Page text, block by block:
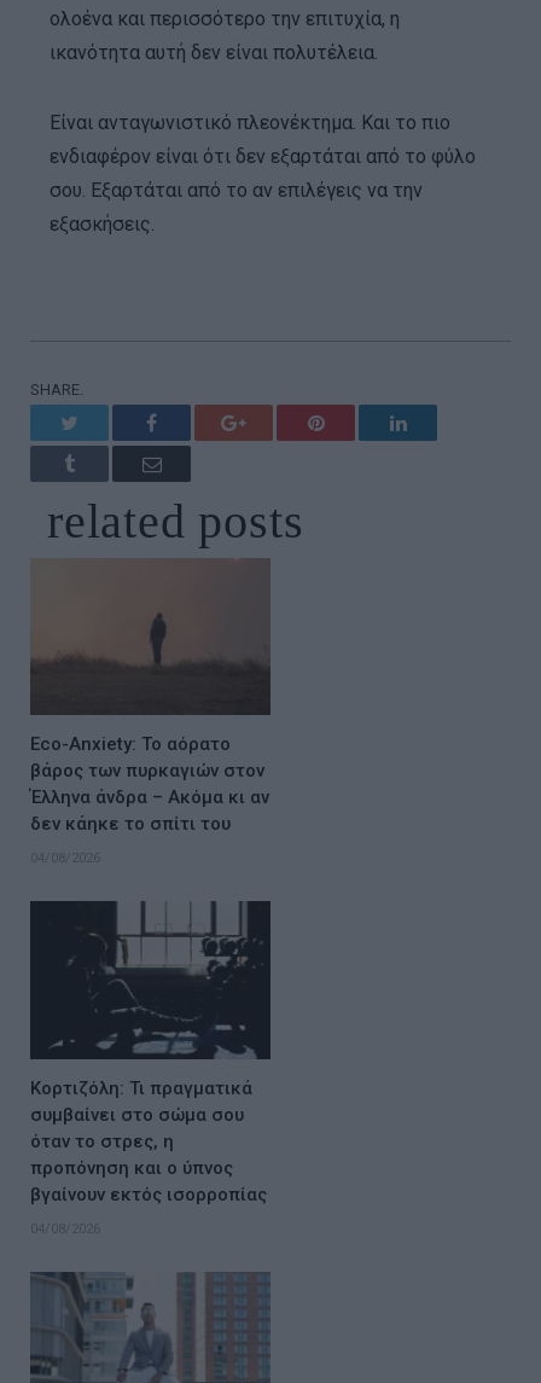
ολοένα και περισσότερο την επιτυχία, η
ικανότητα αυτή δεν είναι πολυτέλεια.
Είναι ανταγωνιστικό πλεονέκτημα. Και το πιο
ενδιαφέρον είναι ότι δεν εξαρτάται από το φύλο
σου. Εξαρτάται από το αν επιλέγεις να την
εξασκήσεις.
SHARE.
Facebook Google+ Pinterest LinkedIn
Tumblr Email
related posts
Eco-Anxiety: Το αόρατο
βάρος των πυρκαγιών στον
Έλληνα άνδρα – Ακόμα κι αν
δεν κάηκε το σπίτι του
04/08/2026
Κορτιζόλη: Τι πραγματικά
συμβαίνει στο σώμα σου
όταν το στρες, η
προπόνηση και ο ύπνος
βγαίνουν εκτός ισορροπίας
04/08/2026